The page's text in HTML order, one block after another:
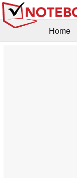
Home